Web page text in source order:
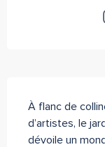
Description
À flanc de
d’artistes, le
dévoile un